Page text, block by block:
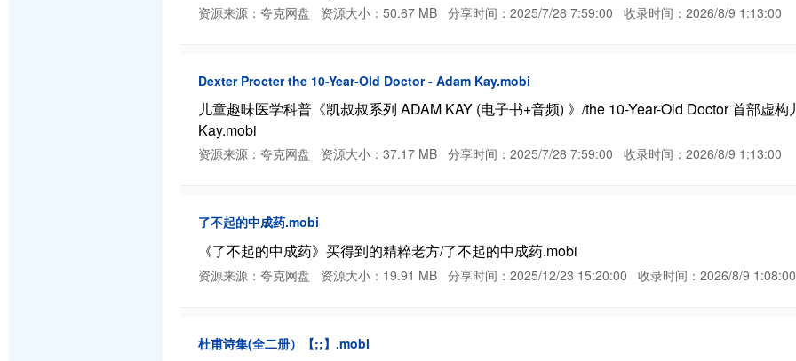
资源来源：夸克网盘 资源大小：50.67 MB 分享时间：2025/7/28 7:59:00 收录时间：2026/8/9 1:13:00
Dexter Procter the 10-Year-Old Doctor - Adam Kay.mobi
儿童趣味医学科普《凯叔叔系列 ADAM KAY (电子书+音频) 》/the 10-Year-Old Doctor 首部虚
Kay.mobi
资源来源：夸克网盘 资源大小：37.17 MB 分享时间：2025/7/28 7:59:00 收录时间：2026/8/9 1:13:00
了不起的中成药.mobi
《了不起的中成药》买得到的精粹老方/了不起的中成药.mobi
资源来源：夸克网盘 资源大小：19.91 MB 分享时间：2025/12/23 15:20:00 收录时间：2026/8/9 1:08:00
杜甫诗集(全二册）【;;】.mobi